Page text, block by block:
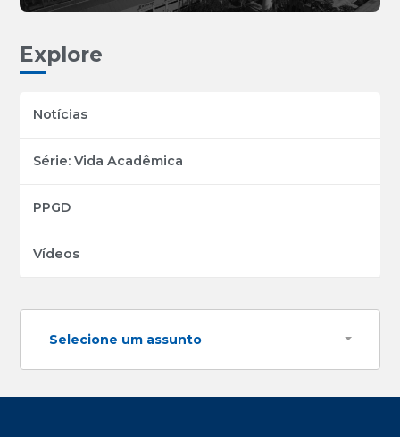
Explore
Notícias
Série: Vida Acadêmica
PPGD
Vídeos
Selecione um assunto